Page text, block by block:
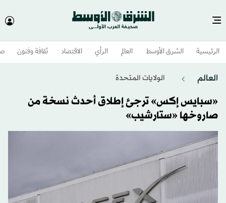
الرئيسية الشرق الأوسط​ العالم الرأي الاقتصاد ثقافة وفنون
العالم الولايات المتحدة​
«سبايس إكس» ترجئ إطلاق أحدث نسخة من
صاروخها «ستارشيب»